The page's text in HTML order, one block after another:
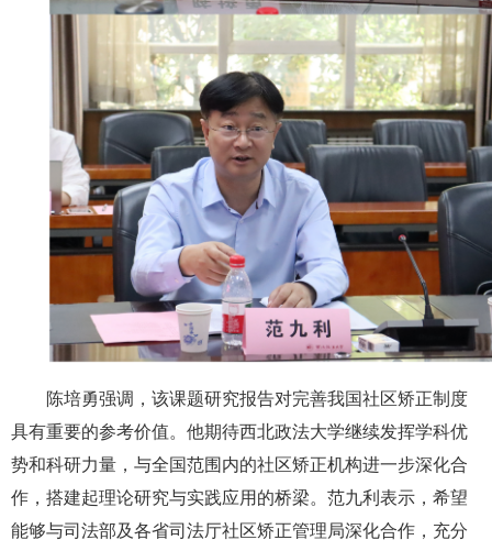
陈培勇强调，该课题研究报告对完善我国社区矫正制度
具有重要的参考价值。他期待西北政法大学继续发挥学科优
势和科研力量，与全国范围内的社区矫正机构进一步深化合
作，搭建起理论研究与实践应用的桥梁。范九利表示，希望
能够与司法部及各省司法厅社区矫正管理局深化合作，充分